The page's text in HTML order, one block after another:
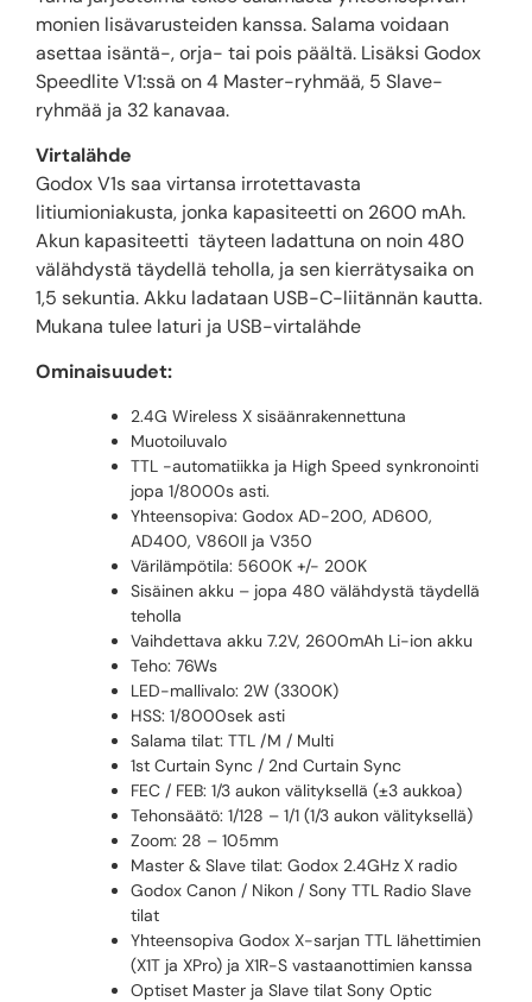
monien lisävarusteiden kanssa. Salama voidaan
asettaa isäntä-, orja- tai pois päältä. Lisäksi Godox
Speedlite V1:ssä on 4 Master-ryhmää, 5 Slave-
ryhmää ja 32 kanavaa.
Virtalähde
Godox V1s saa virtansa irrotettavasta
litiumioniakusta, jonka kapasiteetti on 2600 mAh.
Akun kapasiteetti täyteen ladattuna on noin 480
välähdystä täydellä teholla, ja sen kierrätysaika on
1,5 sekuntia. Akku ladataan USB-C-liitännän kautta.
Mukana tulee laturi ja USB-virtalähde
Ominaisuudet:
2.4G Wireless X sisäänrakennettuna
Muotoiluvalo
TTL -automatiikka ja High Speed synkronointi
jopa 1/8000s asti.
Yhteensopiva: Godox AD-200, AD600,
AD400, V860II ja V350
Värilämpötila: 5600K +/- 200K
Sisäinen akku – jopa 480 välähdystä täydellä
teholla
Vaihdettava akku 7.2V, 2600mAh Li-ion akku
Teho: 76Ws
LED-mallivalo: 2W (3300K)
HSS: 1/8000sek asti
Salama tilat: TTL /M / Multi
1st Curtain Sync / 2nd Curtain Sync
FEC / FEB: 1/3 aukon välityksellä (±3 aukkoa)
Tehonsäätö: 1/128 – 1/1 (1/3 aukon välityksellä)
Zoom: 28 – 105mm
Master & Slave tilat: Godox 2.4GHz X radio
Godox Canon / Nikon / Sony TTL Radio Slave
tilat
Yhteensopiva Godox X-sarjan TTL lähettimien
(X1T ja XPro) ja X1R-S vastaanottimien kanssa
Optiset Master ja Slave tilat Sony Optic